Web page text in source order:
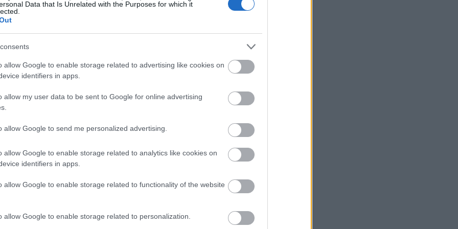
Data that Is Unrelated with the Purposes for which it
allow Google to enable storage related to advertising like cookies on
identifiers in apps.
allow my user data to be sent to Google for online advertising
allow Google to send me personalized advertising.
allow Google to enable storage related to analytics like cookies on
identifiers in apps.
allow Google to enable storage related to functionality of the website
allow Google to enable storage related to personalization.
στους παρευρισκόμενους του Web
κατά της διάρκεια της
Διάστημα, Τεχνητή Νοημοσύνη και το
Sebastiao, CEO του Feedzai και ο
Massimino.
πρόσβαση στους φακέλους Έπστιν
μεταναστών
21:53
Υπ. Ανάπτυξης: Στην τέταρτη φάση
υλοποίησης η «Γραμμή Ενημέρωσης
εκπρόθεσμα παραδοτέα
Ορμούζ
Υεμένη: Οι Χούθι υποστηρίζουν ότι
έπληξαν και δεύτερο σαουδαραβικό
21:15
Χρυσός: Άνοδος πάνω από 4% λόγω
δολαρίου και Μέσης Ανατολής - Η
Αρχηγός IDF: Ο ισραηλινός στρατός θα